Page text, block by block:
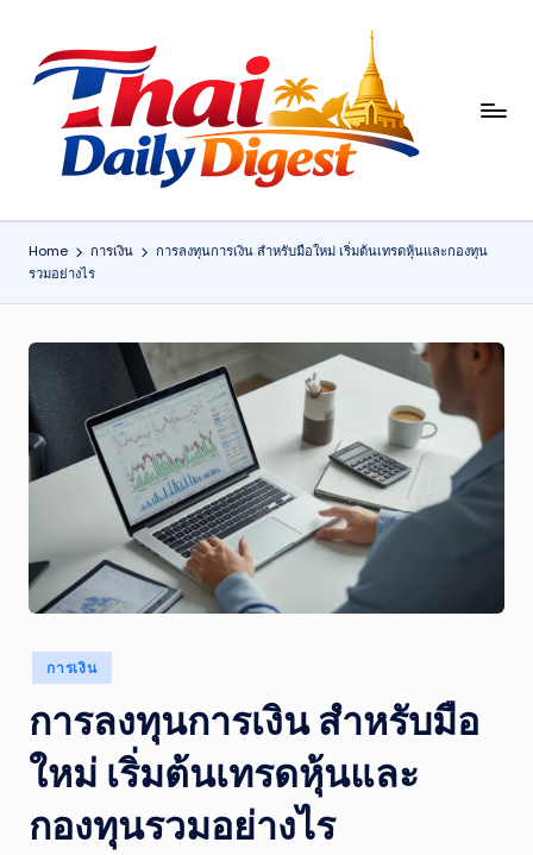
D
ai
Di
g
e
st
ส
รุ
ข่
าว
แ
ล
ะ
Home การเงิน
การลงทุนการเงิน สำหรับมือใหม่ เริ่มต้นเทรดหุ้นและกองทุน
รวมอย่างไร
Posted
in
การเงิน
การลงทุนการเงิน สำหรับมือ
ใหม่ เริ่มต้นเทรดหุ้นและ
กองทุนรวมอย่างไร